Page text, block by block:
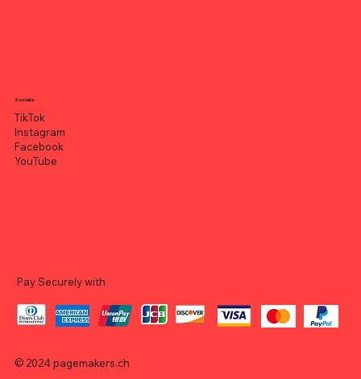
Socials
TikTok
Instagram
Facebook
YouTube
Pay Securely with
© 2024pagemakers.ch